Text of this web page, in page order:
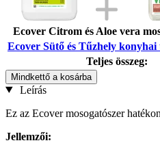
Ecover Citrom és Aloe vera
Ecover Sütő és Tűzhely konyhai
Teljes összeg:
Mindkettő a kosárba
Leírás
Ez az Ecover mosogatószer
Jellemzői: